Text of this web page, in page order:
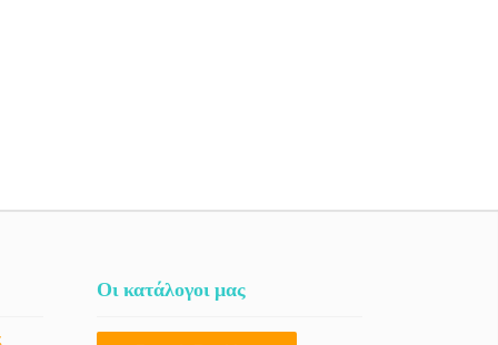
Οι κατάλογοι μας